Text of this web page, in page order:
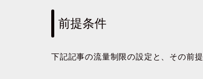
前提条件
下記記事の流量制限の設定と、その前